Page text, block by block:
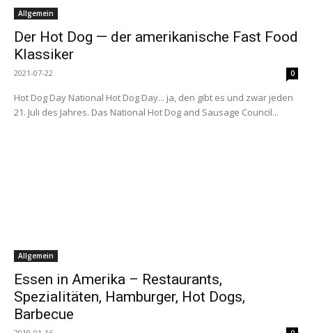
Allgemein
Der Hot Dog — der amerikanische Fast Food
Klassiker
2021-07-22 0
Hot Dog Day National Hot Dog Day... ja, den gibt es und zwar jeden
21. Juli des Jahres. Das National Hot Dog and Sausage Council...
Allgemein
Essen in Amerika – Restaurants,
Spezialitäten, Hamburger, Hot Dogs,
Barbecue